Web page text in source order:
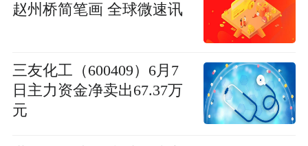
赵州桥简笔画 全球微速讯
三友化工（600409）6月7
日主力资金净卖出67.37万
元